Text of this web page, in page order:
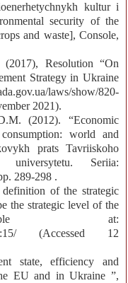
kultur i
security of the
and waste], Console,
Resolution “On
Strategy in Ukraine
laws/show/820-
2021).
(2012). “Economic
world and
prats Tavriiskoho
universytetu. Seriia:
289-298 .
of the strategic
the strategic level of the
at:
(Accessed 12
state, efficiency and
EU and in Ukraine ”,